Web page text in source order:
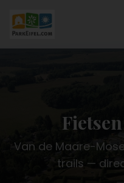
Van de Maare-
trails —